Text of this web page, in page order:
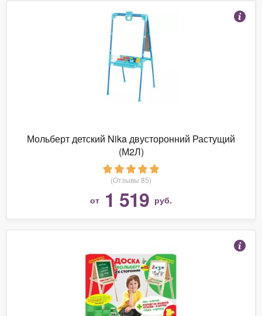
Мольберт детский Nika двусторонний Растущий
(М2Л)
(Отзывы 85)
от 1 519 руб.